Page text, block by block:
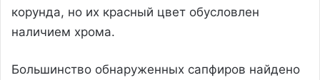
корунда, но их красный цвет обусловлен
наличием хрома.
Большинство обнаруженных сапфиров найдено